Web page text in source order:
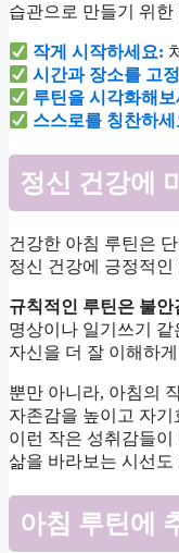
습관으로 만들기 위
작게 시작하세요:
시간과 장소를 고
루틴을 시각화해
스스로를 칭찬하세
정신 건강에
건강한 아침 루틴은
정신 건강에 긍정적
규칙적인 루틴은 불
명상이나 일기쓰기
자신을 더 잘 이해하
뿐만 아니라, 아침의
자존감을 높이고 자
이런 작은 성취감들이
삶을 바라보는 시선
아침 루틴에